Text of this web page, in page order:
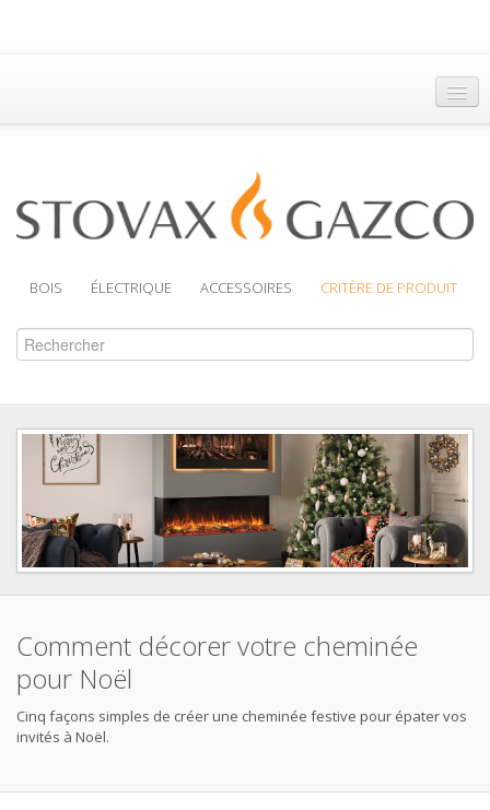
Accueil
Brochures
BOIS ÉLECTRIQUE ACCESSOIRES CRITÈRE DE PRODUIT
Comment décorer votre cheminée
pour Noël
Cinq façons simples de créer une cheminée festive pour épater vos
invités à Noël.